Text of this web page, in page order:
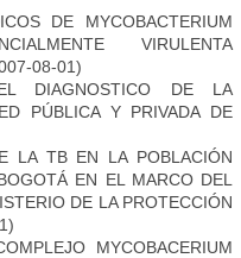
DE MYCOBACTERIUM
VIRULENTA
08-01)
DIAGNOSTICO DE LA
PÚBLICA Y PRIVADA DE
LA TB EN LA POBLACIÓN
EN EL MARCO DEL
DE LA PROTECCIÓN
MYCOBACERIUM